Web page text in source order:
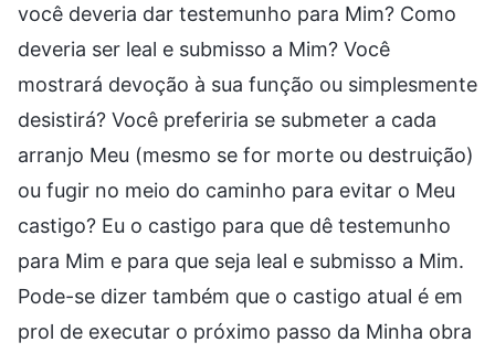
você deveria dar testemunho para Mim? Como
deveria ser leal e submisso a Mim? Você
mostrará devoção à sua função ou simplesmente
desistirá? Você preferiria se submeter a cada
arranjo Meu (mesmo se for morte ou destruição)
ou fugir no meio do caminho para evitar o Meu
castigo? Eu o castigo para que dê testemunho
para Mim e para que seja leal e submisso a Mim.
Pode-se dizer também que o castigo atual é em
prol de executar o próximo passo da Minha obra